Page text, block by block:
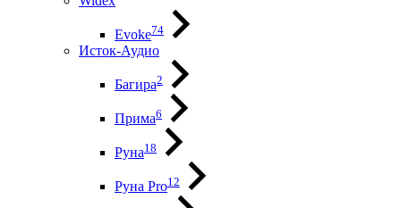
Evoke74
Исток-Аудио
Багира2
Прима6
Руна18
Руна Pro12